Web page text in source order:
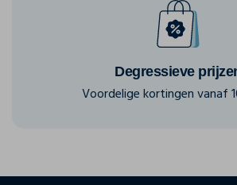
Degressieve
Voordelige kortingen vanaf